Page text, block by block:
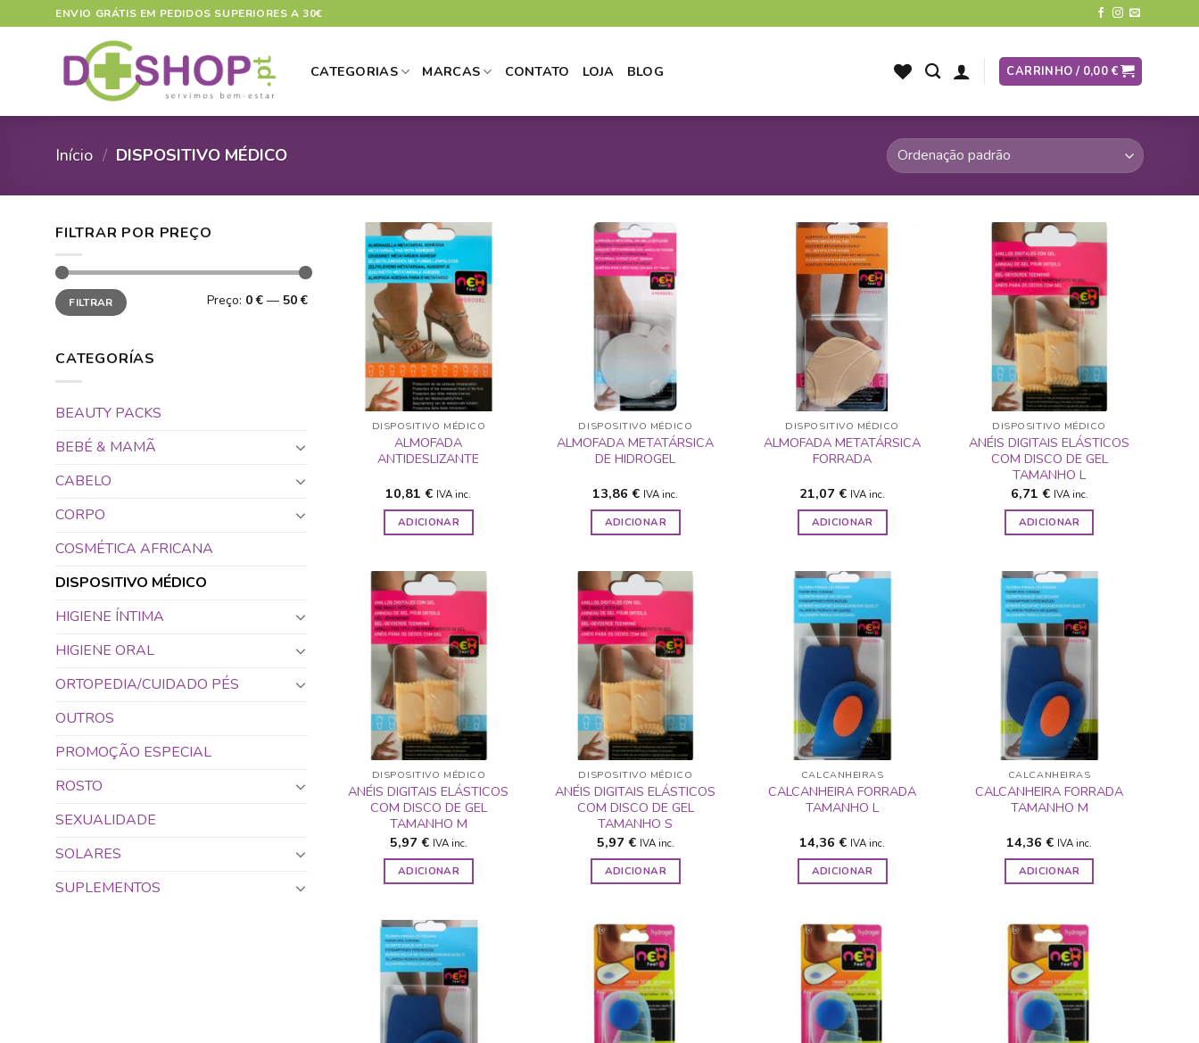
to
ENVIO GRÁTIS EM PEDIDOS SUPERIORES A 30€
CATEGORIAS MARCAS CONTATO LOJA BLOG CARRINHO / 0,00 €
Início / DISPOSITIVO MÉDICO
FILTRAR POR PREÇO
Preço
mínimo
Preço
máximo
FILTRAR Preço: 0 €— 50 €
CATEGORÍAS
BEAUTY PACKS
BEBÉ & MAMÃ
CABELO
CORPO
COSMÉTICA AFRICANA
DISPOSITIVO MÉDICO
HIGIENE ÍNTIMA
HIGIENE ORAL
ORTOPEDIA/CUIDADO PÉS
OUTROS
PROMOÇÃO ESPECIAL
ROSTO
SEXUALIDADE
SOLARES
SUPLEMENTOS
ADICIONAR
A LISTA DE
DESEJOS
DISPOSITIVO MÉDICO
ALMOFADA
ANTIDESLIZANTE
10,81€ IVA inc.
ADICIONAR
A LISTA DE
DESEJOS
DISPOSITIVO MÉDICO
ALMOFADA METATÁRSICA
DE HIDROGEL
13,86€ IVA inc.
ADICIONAR
ADICIONAR
A LISTA DE
DESEJOS
DISPOSITIVO MÉDICO
ALMOFADA METATÁRSICA
FORRADA
21,07€ IVA inc.
ADICIONAR
ADICIONAR
A LISTA DE
DESEJOS
DISPOSITIVO MÉDICO
ANÉIS DIGITAIS ELÁSTICOS
COM DISCO DE GEL
TAMANHO L
6,71 € IVA inc.
ADICIONAR
ADICIONAR
A LISTA DE
DESEJOS
DISPOSITIVO MÉDICO
ANÉIS DIGITAIS ELÁSTICOS
COM DISCO DE GEL
TAMANHO M
5,97 € IVA inc.
ADICIONAR
ADICIONAR
A LISTA DE
DESEJOS
DISPOSITIVO MÉDICO
ANÉIS DIGITAIS ELÁSTICOS
COM DISCO DE GEL
TAMANHO S
5,97 € IVA inc.
ADICIONAR
ADICIONAR
A LISTA DE
DESEJOS
CALCANHEIRAS
CALCANHEIRA FORRADA
TAMANHO L
14,36€ IVA inc.
ADICIONAR
ADICIONAR
A LISTA DE
DESEJOS
CALCANHEIRAS
CALCANHEIRA FORRADA
TAMANHO M
14,36€ IVA inc.
ADICIONAR
ADICIONAR
A LISTA DE
DESEJOS
ADICIONAR
A LISTA DE
DESEJOS
ADICIONAR
A LISTA DE
DESEJOS
ADICIONAR
A LISTA DE
DESEJOS